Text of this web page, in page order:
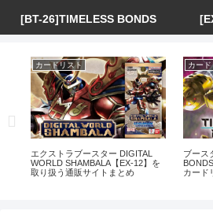
[BT-26]TIMELESS BONDS
カードリスト
エクストラブースター DIGITAL
WORLD SHAMBALA【EX-12】を
取り扱う通販サイトまとめ
カー
ブース
カード